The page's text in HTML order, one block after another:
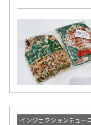
インジェクションチュ